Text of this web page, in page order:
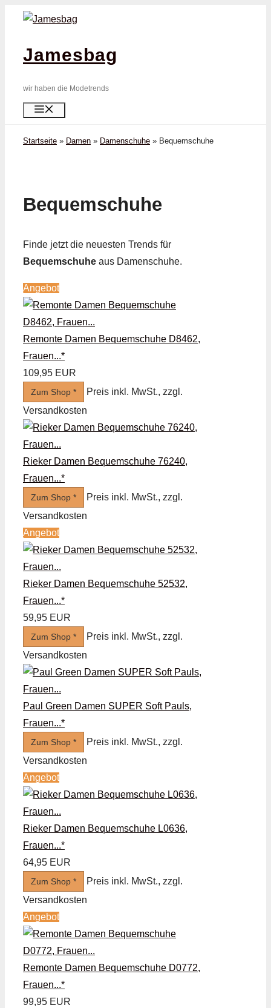
Zum
springenJamesbag
wir haben die Modetrends
Startseite » Damen » Damenschuhe » Bequem­schuhe
Bequem­schuhe
Finde jetzt die neuesten Trends für
Bequem­schuhe aus Damenschuhe.
Angebot
Remonte Damen Bequemschuhe D8462,
Frauen...*
109,95 EUR
Zum Shop *
Preis inkl. MwSt., zzgl.
Versandkosten
Rieker Damen Bequemschuhe 76240,
Frauen...*
Zum Shop *
Preis inkl. MwSt., zzgl.
Versandkosten
Angebot
Rieker Damen Bequemschuhe 52532,
Frauen...*
59,95 EUR
Zum Shop *
Preis inkl. MwSt., zzgl.
Versandkosten
Paul Green Damen SUPER Soft Pauls,
Frauen...*
Zum Shop *
Preis inkl. MwSt., zzgl.
Versandkosten
Angebot
Rieker Damen Bequemschuhe L0636,
Frauen...*
64,95 EUR
Zum Shop *
Preis inkl. MwSt., zzgl.
Versandkosten
Angebot
Remonte Damen Bequemschuhe D0772,
Frauen...*
99,95 EUR